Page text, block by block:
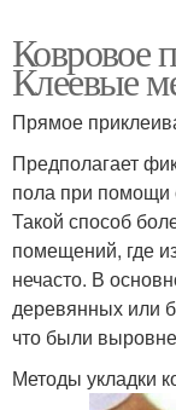
Ковровое
Клеевые
Прямое
Предполагает
пола при помощи
Такой способ
помещений, где
нечасто. В
деревянных или
что были
Методы укладки